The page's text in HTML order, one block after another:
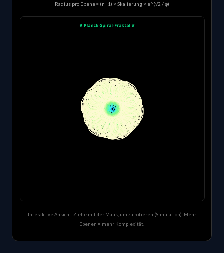
Radius pro Ebene ≈ (n+1) × Skalierung × e^(√2 / φ)
Interaktive Ansicht: Ziehe mit der Maus, um zu rotieren (Simulation). Mehr
Ebenen = mehr Komplexität.